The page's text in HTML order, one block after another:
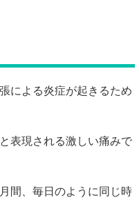
による炎症が起きるため
表現される激しい痛みで
間、毎日のように同じ時